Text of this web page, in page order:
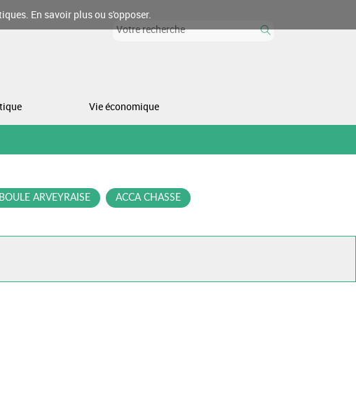
En savoir plus ou s'opposer.
Vie économique
ARVEYRAISE ACCA CHASSE